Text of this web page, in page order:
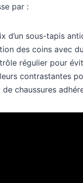
par :
d’un sous-tapis
des coins avec
régulier pour
contrastantes
de chaussures